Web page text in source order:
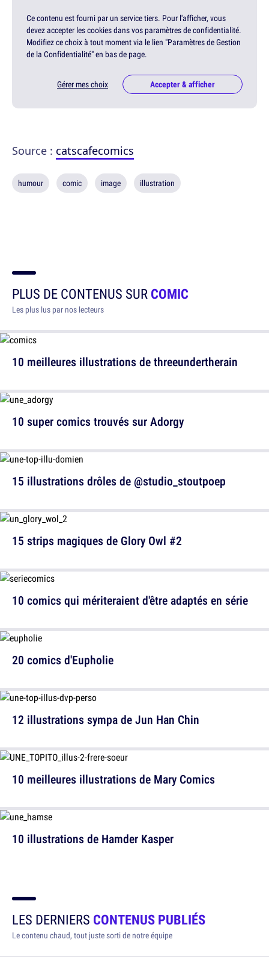
Ce contenu est fourni par un service tiers. Pour l'afficher, vous
devez accepter les cookies dans vos paramètres de confidentialité.
Modifiez ce choix à tout moment via le lien "Paramètres de Gestion
de la Confidentialité" en bas de page.
Gérer mes choix Accepter & afficher
Source : catscafecomics
humour comic image illustration
PLUS DE CONTENUS SURCOMIC
Les plus lus par nos lecteurs
10 meilleures illustrations de threeundertherain
15 illustrations drôles de @studio_stoutpoep
10 comics qui mériteraient d'être adaptés en série
12 illustrations sympa de Jun Han Chin
10 illustrations de Hamder Kasper
10 super comics trouvés sur Adorgy
15 strips magiques de Glory Owl #2
20 comics d'Eupholie
10 meilleures illustrations de Mary Comics
LES DERNIERS CONTENUS PUBLIÉS
Le contenu chaud, tout juste sorti de notre équipe